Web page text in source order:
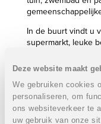
Deze website maakt
We gebruiken cookies
personaliseren, om
ons websiteverkeer te
uw gebruik van onze
In de buurt vindt u
supermarkt, leuke
Eigenschappen
Op het gelijkvloers
leefruimte die
we ook de eerste
verdieping